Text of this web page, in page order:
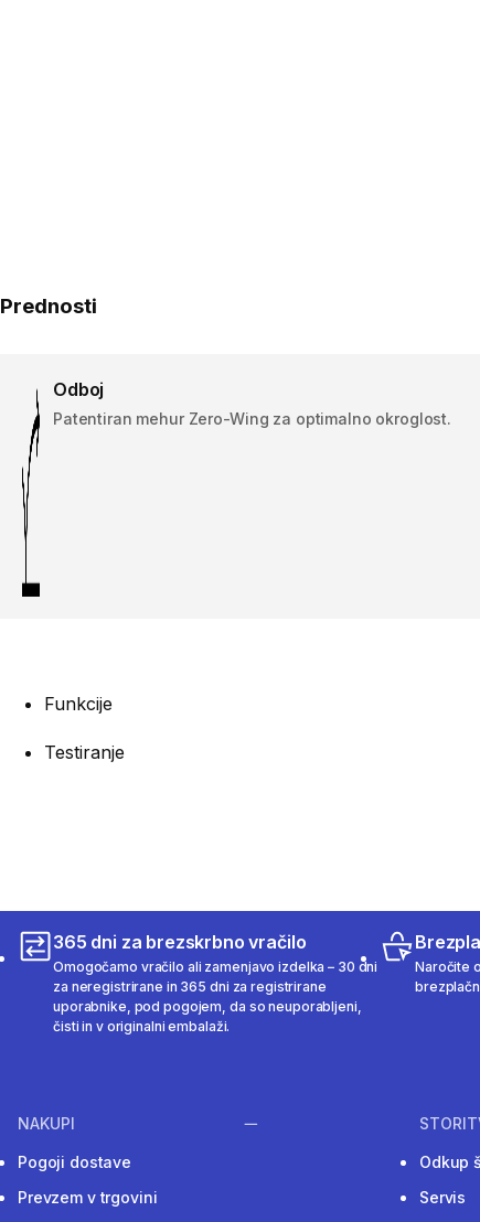
Prednosti
Odboj
Patentiran mehur Zero-Wing za optimalno okroglost.
Funkcije
Testiranje
365 dni za brezskrbno vračilo
Omogočamo vračilo ali zamenjavo izdelka – 30 dni
za neregistrirane in 365 dni za registrirane
uporabnike, pod pogojem, da so neuporabljeni,
čisti in v originalni embalaži.
Naročite
NAKUPI
Pogoji dostave
Prevzem v trgovini
Odkup
Servis